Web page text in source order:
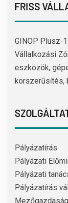
FRISS
GINOP Plusz-
Vállalkozási
eszközök,
korszerűsítés,
Pályázatírás
Pályázati
Pályázati
Pályázatírás